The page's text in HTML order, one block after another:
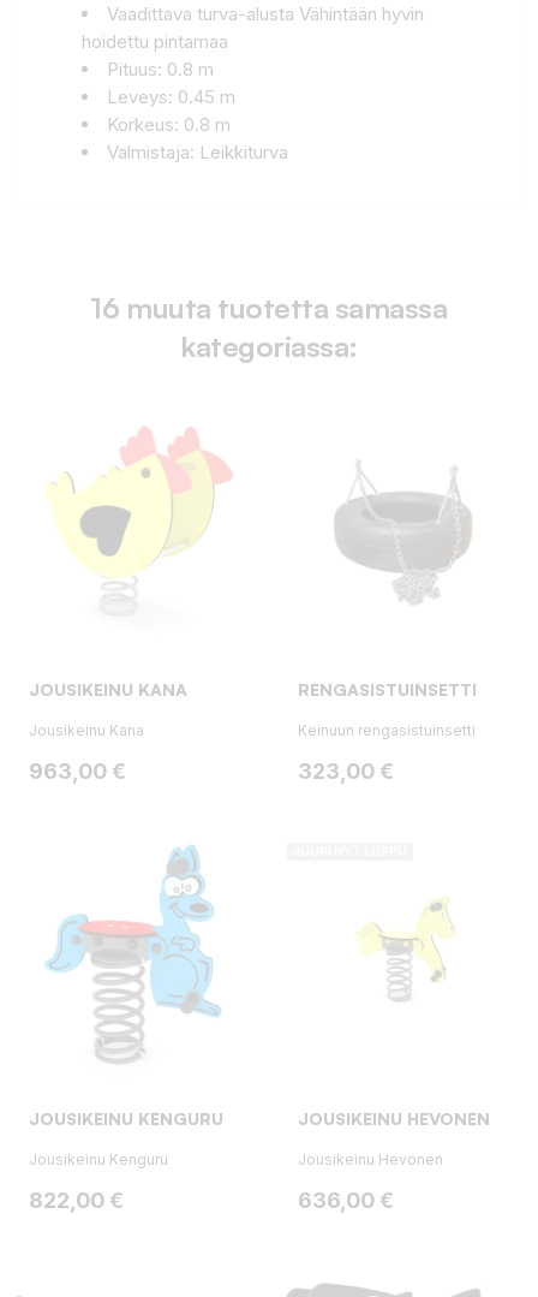
Vaadittava turva-alusta Vähintään hyvin
hoidettu pintamaa
Pituus: 0.8 m
Leveys: 0.45 m
Korkeus: 0.8 m
Valmistaja: Leikkiturva
16 muuta tuotetta samassa
kategoriassa:
JOUSIKEINU KANA
Jousikeinu Kana
Hinta
963,00 €
RENGASISTUINSETTI
Keinuun rengasistuinsetti
Hinta
323,00 €
JOUSIKEINU KENGURU
Jousikeinu Kenguru
Hinta
822,00 €
JOUSIKEINU HEVONEN
Jousikeinu Hevonen
Hinta
636,00 €